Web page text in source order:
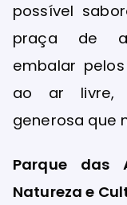
possível
praça de
embalar
ao ar livre,
generosa que
Parque das
Natureza e